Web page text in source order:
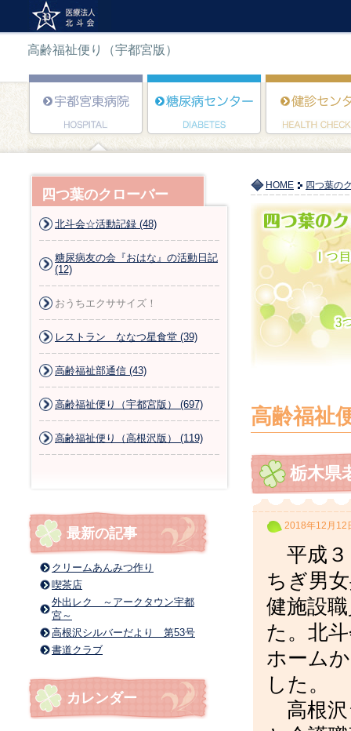
高齢福祉便り（宇都宮版）
HOME 四つ葉の
高齢福祉
栃木県
2018年12月12
平成３
ちぎ男
健施設
た。北
ホーム
した。
高根沢
四つ葉のクローバー
北斗会☆活動記録 (48)
糖尿病友の会『おはな』の活動日記
(12)
おうちエクササイズ！
レストラン ななつ星食堂 (39)
高齢福祉部通信 (43)
高齢福祉便り（宇都宮版） (697)
高齢福祉便り（高根沢版） (119)
最新の記事
クリームあんみつ作り
喫茶店
外出レク ～アークタウン宇都
宮～
高根沢シルバーだより 第53号
書道クラブ
カレンダー